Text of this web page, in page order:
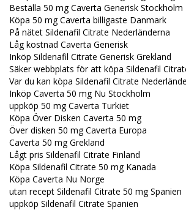
Beställa 50 mg Caverta Generisk Stockholm
Köpa 50 mg Caverta billigaste Danmark
På nätet Sildenafil Citrate Nederländerna
Låg kostnad Caverta Generisk
Inköp Sildenafil Citrate Generisk Grekland
Säker webbplats för att köpa Sildenafil
Var du kan köpa Sildenafil Citrate
Inköp Caverta 50 mg Nu Stockholm
uppköp 50 mg Caverta Turkiet
Köpa Över Disken Caverta 50 mg
Över disken 50 mg Caverta Europa
Caverta 50 mg Grekland
Lågt pris Sildenafil Citrate Finland
Köpa Sildenafil Citrate 50 mg Kanada
Köpa Caverta Nu Norge
utan recept Sildenafil Citrate 50 mg Spanien
uppköp Sildenafil Citrate Spanien